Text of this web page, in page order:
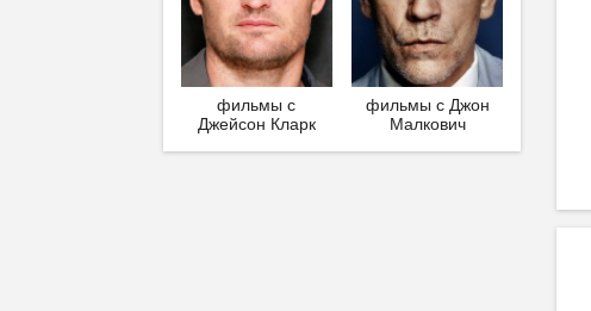
фильмы с
Джейсон Кларк
фильмы с Джон
Малкович